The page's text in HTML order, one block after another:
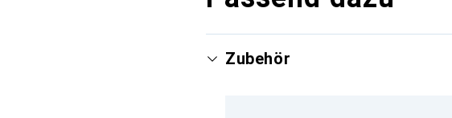
Zubehör